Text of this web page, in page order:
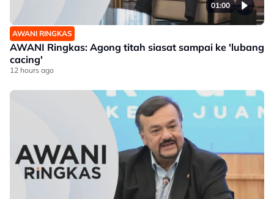
01:00
AWANI RINGKAS
AWANI Ringkas: Agong titah siasat sampai ke 'lubang
cacing'
12 hours ago